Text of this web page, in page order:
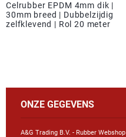
Celrubber EPDM 4mm dik |
30mm breed | Dubbelzijdig
zelfklevend | Rol 20 meter
ONZE GEGEVENS
A&G Trading B.V. - Rubber Webshop